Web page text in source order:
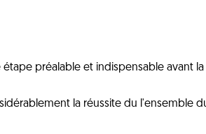
préalable et indispensable avant la
la réussite du l'ensemble